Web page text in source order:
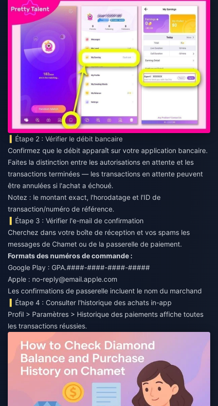
Étape 2 : Vérifier le débit bancaire
Confirmez que le débit apparaît sur votre application bancaire.
Faites la distinction entre les autorisations en attente et les
transactions terminées — les transactions en attente peuvent
être annulées si l'achat a échoué.
Notez : le montant exact, l'horodatage et l'ID de
transaction/numéro de référence.
Étape 3 : Vérifier l'e-mail de confirmation
Cherchez dans votre boîte de réception et vos spams les
messages de Chamet ou de la passerelle de paiement.
Formats des numéros de commande :
Google Play : GPA.####-####-####-#####
Apple : no-reply@email.apple.com
Les confirmations de passerelle incluent le nom du marchand
Étape 4 : Consulter l'historique des achats in-app
Profil > Paramètres > Historique des paiements affiche toutes
les transactions réussies.